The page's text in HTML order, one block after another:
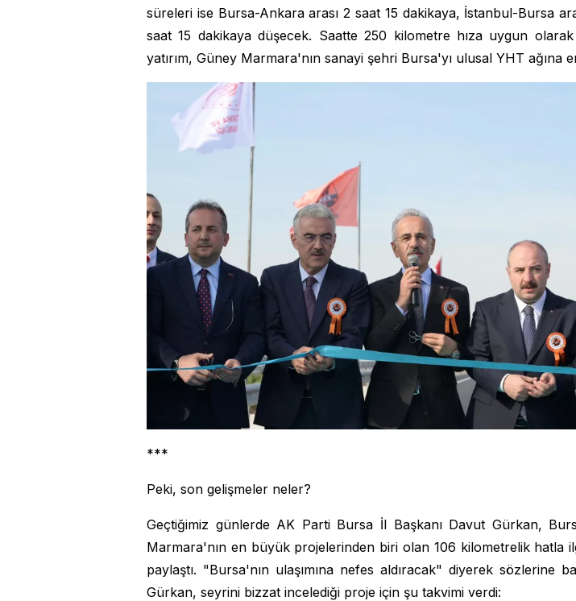
süreleri ise Bursa-Ankara arası 2 saat 15 dakikaya, İstanbul-Bursa
saat 15 dakikaya düşecek. Saatte 250 kilometre hıza uygun
yatırım, Güney Marmara'nın sanayi şehri Bursa'yı ulusal YHT ağına
***
Peki, son gelişmeler neler?
Geçtiğimiz günlerde AK Parti Bursa İl Başkanı Davut Gürkan,
Marmara'nın en büyük projelerinden biri olan 106 kilometrelik hatla
paylaştı. "Bursa'nın ulaşımına nefes aldıracak" diyerek sözlerine
Gürkan, seyrini bizzat incelediği proje için şu takvimi verdi: